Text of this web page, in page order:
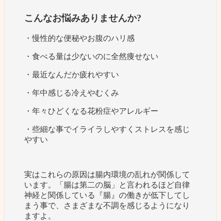
こんなお悩みありませんか?
・慢性的な便秘やお腹のハリ感
・食べる量は少ないのに全然痩せない
・最近なんだか疲れやすい
・年中感じる冷えやむくみ
・年々ひどくなる花粉症やアレルギー
・些細な事でイライラしやすくストレスを感じ
やすい
実はこれらの原因は腸内環境の乱れが関係して
います。「腸は第二の脳」と言われるほど自律
神経と関係している『腸』の働きが低下してし
まう事で、さまざまな不調を感じるようになり
ますよ。